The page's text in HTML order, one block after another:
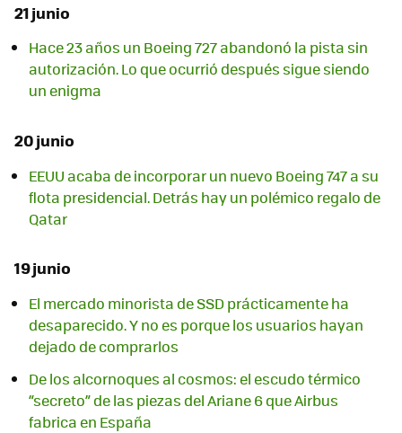
21 junio
Hace 23 años un Boeing 727 abandonó la pista sin
autorización. Lo que ocurrió después sigue siendo
un enigma
20 junio
EEUU acaba de incorporar un nuevo Boeing 747 a su
flota presidencial. Detrás hay un polémico regalo de
Qatar
19 junio
El mercado minorista de SSD prácticamente ha
desaparecido. Y no es porque los usuarios hayan
dejado de comprarlos
De los alcornoques al cosmos: el escudo térmico
“secreto” de las piezas del Ariane 6 que Airbus
fabrica en España